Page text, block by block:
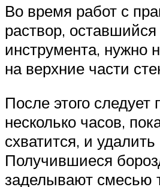
Во время работ с
раствор,
инструмента, нужно
на верхние части
После этого следует
несколько часов,
схватится, и
Получившиеся
заделывают смесью